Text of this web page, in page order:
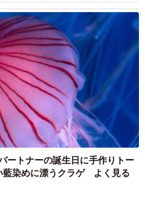
ートナーの誕生日に手作りトー
染めに漂うクラゲ よく見る